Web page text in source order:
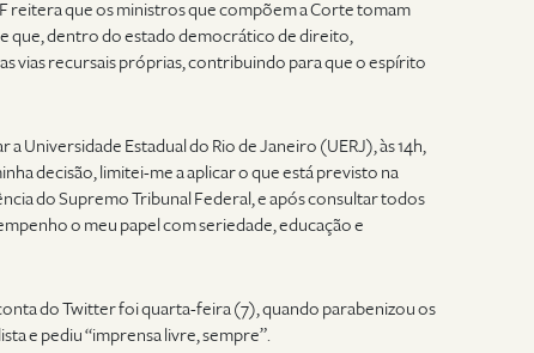
reitera que os ministros que compõem a Corte tomam
que, dentro do estado democrático de direito,
vias recursais próprias, contribuindo para que o espírito
Universidade Estadual do Rio de Janeiro (UERJ), às 14h,
decisão, limitei-me a aplicar o que está previsto na
do Supremo Tribunal Federal, e após consultar todos
o meu papel com seriedade, educação e
do Twitter foi quarta-feira (7), quando parabenizou os
e pediu “imprensa livre, sempre”.